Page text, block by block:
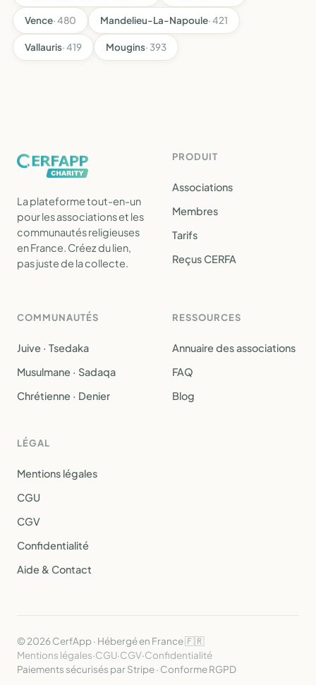
Vence· 480 Mandelieu-La-Napoule· 421
Vallauris· 419 Mougins· 393
La plateforme tout-en-un
pour les associations et les
communautés religieuses
en France. Créez du lien,
pas juste de la collecte.
PRODUIT
Associations
Membres
Tarifs
Reçus CERFA
COMMUNAUTÉS
Juive · Tsedaka
Musulmane · Sadaqa
Chrétienne · Denier
RESSOURCES
Annuaire des associations
FAQ
Blog
LÉGAL
Mentions légales
CGU
CGV
Confidentialité
Aide & Contact
© 2026 CerfApp · Hébergé en France 🇫🇷
Mentions légales·CGU·CGV·Confidentialité
Paiements sécurisés par Stripe · Conforme RGPD